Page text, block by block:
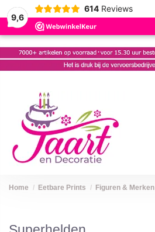
9,6
614 Reviews
Home Eetbare Prints Figuren & Merken